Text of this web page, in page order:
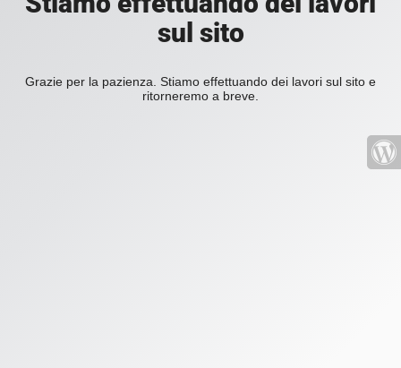
sul sito
Grazie per la pazienza. Stiamo effettuando dei lavori sul sito e
ritorneremo a breve.